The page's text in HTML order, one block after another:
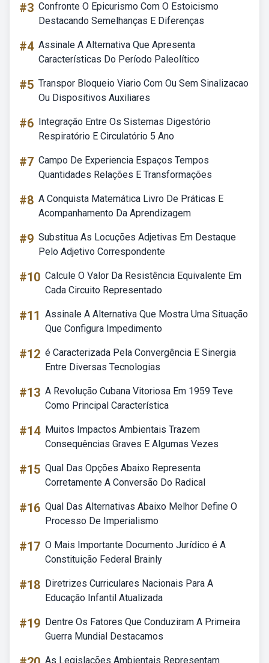
#3 Confronte O Epicurismo Com O Estoicismo
Destacando Semelhanças E Diferenças
#4 Assinale A Alternativa Que Apresenta
Características Do Período Paleolítico
#5 Transpor Bloqueio Viario Com Ou Sem Sinalizacao
Ou Dispositivos Auxiliares
#6 Integração Entre Os Sistemas Digestório
Respiratório E Circulatório 5 Ano
#7 Campo De Experiencia Espaços Tempos
Quantidades Relações E Transformações
#8 A Conquista Matemática Livro De Práticas E
Acompanhamento Da Aprendizagem
#9 Substitua As Locuções Adjetivas Em Destaque
Pelo Adjetivo Correspondente
#10 Calcule O Valor Da Resistência Equivalente Em
Cada Circuito Representado
#11 Assinale A Alternativa Que Mostra Uma Situação
Que Configura Impedimento
#12 é Caracterizada Pela Convergência E Sinergia
Entre Diversas Tecnologias
#13 A Revolução Cubana Vitoriosa Em 1959 Teve
Como Principal Característica
#14 Muitos Impactos Ambientais Trazem
Consequências Graves E Algumas Vezes
#15 Qual Das Opções Abaixo Representa
Corretamente A Conversão Do Radical
#16 Qual Das Alternativas Abaixo Melhor Define O
Processo De Imperialismo
#17 O Mais Importante Documento Jurídico é A
Constituição Federal Brainly
#18 Diretrizes Curriculares Nacionais Para A
Educação Infantil Atualizada
#19 Dentre Os Fatores Que Conduziram A Primeira
Guerra Mundial Destacamos
As Legislações Ambientais Representam